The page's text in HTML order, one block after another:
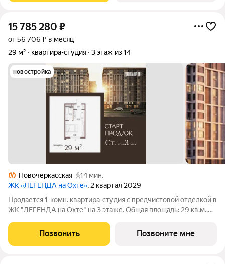
15 785 280 ₽
от 56 706 ₽ в месяц
29 м²
квартира-студия 3 этаж из 14
новостройка
Новочеркасская
14 мин.
ЖК «ЛЕГЕНДА на Охте», 2 квартал 2029
Продается 1-комн. квартира-студия с предчистовой отделкой в
ЖК "ЛЕГЕНДА на Охте" на 3 этаже. Общая площадь: 29 кв.м.,
кухонную зону. Все окна выходят на одну сторону. В квартире
один
Позвонить Позвоните мне